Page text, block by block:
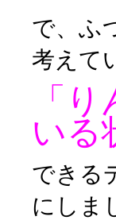
で、ふ
考えて
「
いる
できる
にしま